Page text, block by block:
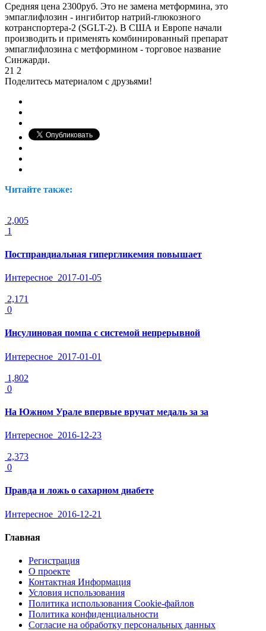
Средняя цена 2300руб. Это не замена метформина, это
эмпаглифлозин - ингибитор натрий-глюкозного
котранспортера-2 (SGLT-2). В США и Европе начали
производить и применять комбинированный препарат
эмпаглифлозина с метформином - торговое название
Синжарди.
21 2
Поделитесь материалом с друзьями!
Читайте также:
2,005
1
Постпрандиальная гипергликемия повышает
Интересное 2017-01-05
2,171
0
Инсулиновая помпа с системой непрерывной
Интересное 2017-01-01
1,802
0
На Южном Урале впервые вручат медаль за за
Интересное 2016-12-23
2,373
0
Правда и ложь о сахарном диабете
Интересное 2016-12-21
Главная
Регистрация
О проекте
Контактная Информация
Условия использования
Политика использования Cookie-файлов
Политика конфиденциальности
Согласие на обработку персональных данных